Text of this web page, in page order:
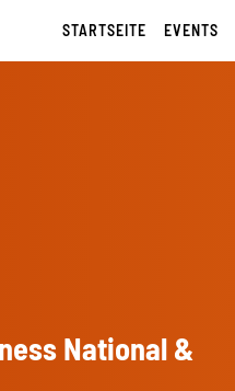
STARTSEITE EVENTS
National &